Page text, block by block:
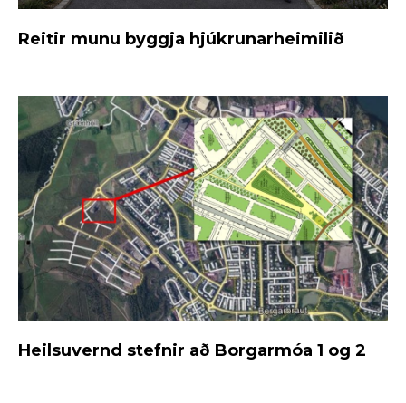
Reitir munu byggja hjúkrunarheimilið
Heilsuvernd stefnir að Borgarmóa 1 og 2